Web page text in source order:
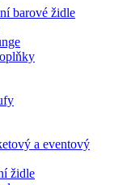
barové židle
a eventový
židle